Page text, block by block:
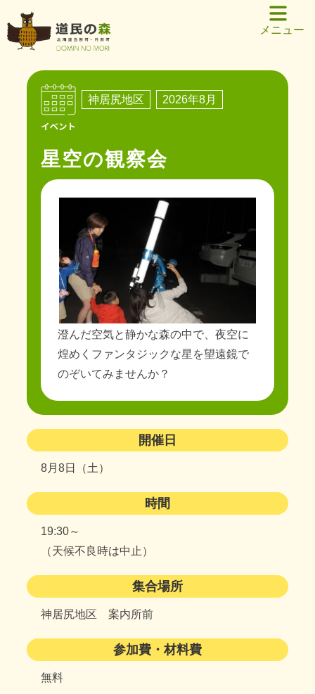
メニュー
神居尻地区 2026年8月
星空の観察会
澄んだ空気と静かな森の中で、夜空に
煌めくファンタジックな星を望遠鏡で
のぞいてみませんか？
開催日
8月8日（土）
時間
19:30～
（天候不良時は中止）
集合場所
神居尻地区 案内所前
参加費・材料費
無料